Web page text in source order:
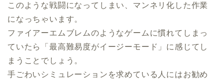
このような戦闘になってしまい、マンネリ化した作業
になっちゃいます。
ファイアーエムブレムのようなゲームに慣れてしまっ
ていたら「最高難易度がイージーモード」に感じてし
まうことでしょう。
手ごわいシミュレーションを求めている人にはお勧め